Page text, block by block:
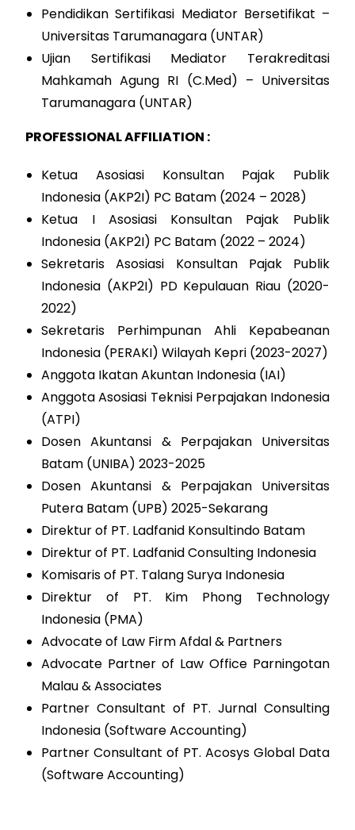
Pendidikan Sertifikasi Mediator Bersetifikat –
Universitas Tarumanagara (UNTAR)
Ujian Sertifikasi Mediator Terakreditasi
Mahkamah Agung RI (C.Med) – Universitas
Tarumanagara (UNTAR)
PROFESSIONAL AFFILIATION :
Ketua Asosiasi Konsultan Pajak Publik
Indonesia (AKP2I) PC Batam (2024 – 2028)
Ketua I Asosiasi Konsultan Pajak Publik
Indonesia (AKP2I) PC Batam (2022 – 2024)
Sekretaris Asosiasi Konsultan Pajak Publik
Indonesia (AKP2I) PD Kepulauan Riau (2020-
2022)
Sekretaris Perhimpunan Ahli Kepabeanan
Indonesia (PERAKI) Wilayah Kepri (2023-2027)
Anggota Ikatan Akuntan Indonesia (IAI)
Anggota Asosiasi Teknisi Perpajakan Indonesia
(ATPI)
Dosen Akuntansi & Perpajakan Universitas
Batam (UNIBA) 2023-2025
Dosen Akuntansi & Perpajakan Universitas
Putera Batam (UPB) 2025-Sekarang
Direktur of PT. Ladfanid Konsultindo Batam
Direktur of PT. Ladfanid Consulting Indonesia
Komisaris of PT. Talang Surya Indonesia
Direktur of PT. Kim Phong Technology
Indonesia (PMA)
Advocate of Law Firm Afdal & Partners
Advocate Partner of Law Office Parningotan
Malau & Associates
Partner Consultant of PT. Jurnal Consulting
Indonesia (Software Accounting)
Partner Consultant of PT. Acosys Global Data
(Software Accounting)